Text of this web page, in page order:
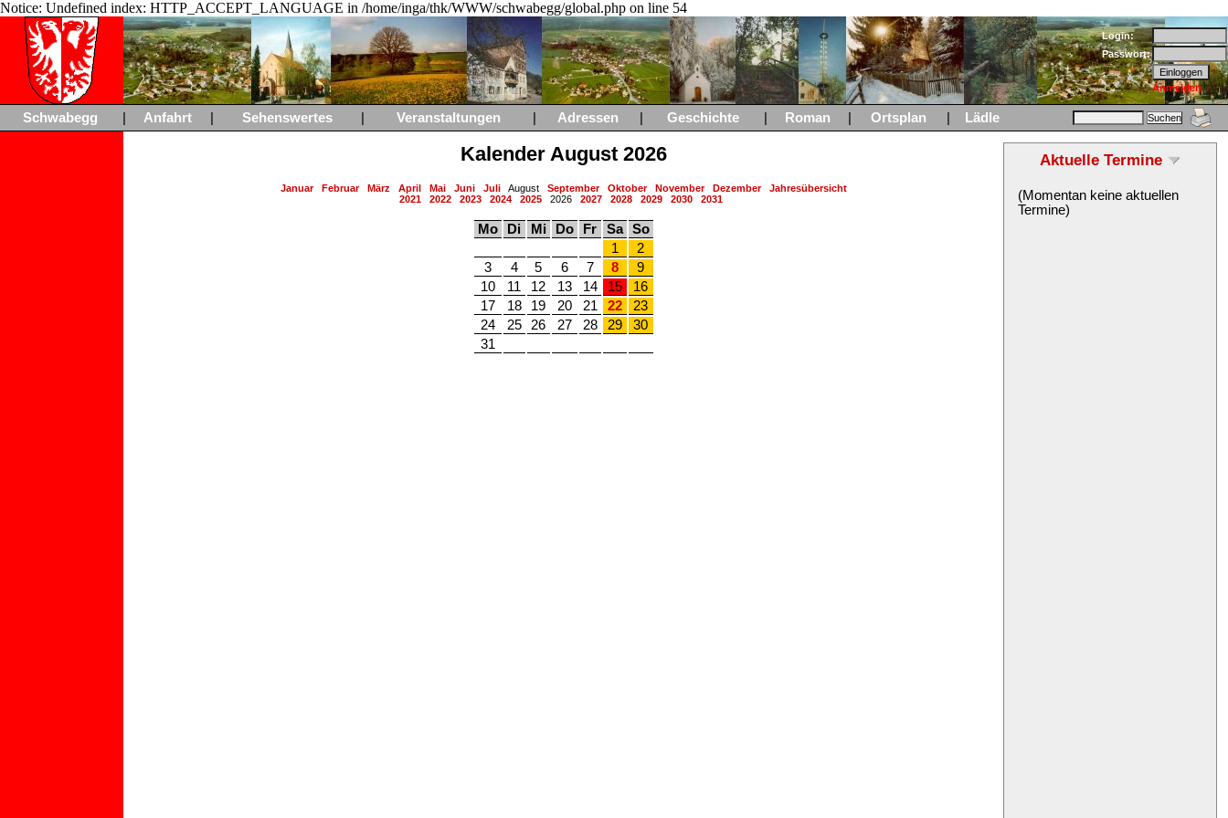
Notice: Undefined index: HTTP_ACCEPT_LANGUAGE in /home/inga/thk/WWW/schwabegg/global.php on line 54
Login:
Passwort:
Anmelden
Schwabegg Anfahrt Sehenswertes Veranstaltungen Adressen Geschichte Roman Ortsplan Lädle
Kalender August 2026
Januar Februar März April Mai Juni JuliAugust September Oktober November Dezember
Jahresübersicht
2021
2022 2023 2024 20252026 2027 2028 2029 2030 2031
Mo Di Mi Do Fr Sa
So
1
2
3
4 5 6 7 8
9
10
11 12 13 14 15
16
17
18 19 20 21 22
23
24
25 26 27 28 29
30
31
Aktuelle Termine
(Momentan keine aktuellen
Termine)